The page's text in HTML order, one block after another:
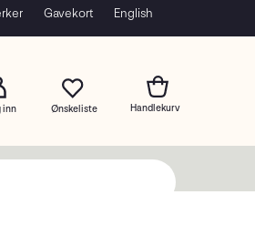
Gavekort English
inn